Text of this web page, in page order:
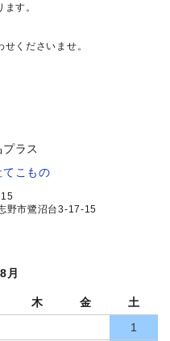
す。
くださいませ。
ラス
こもの
野市鷺沼台3-17-15
月
木 金
土
1